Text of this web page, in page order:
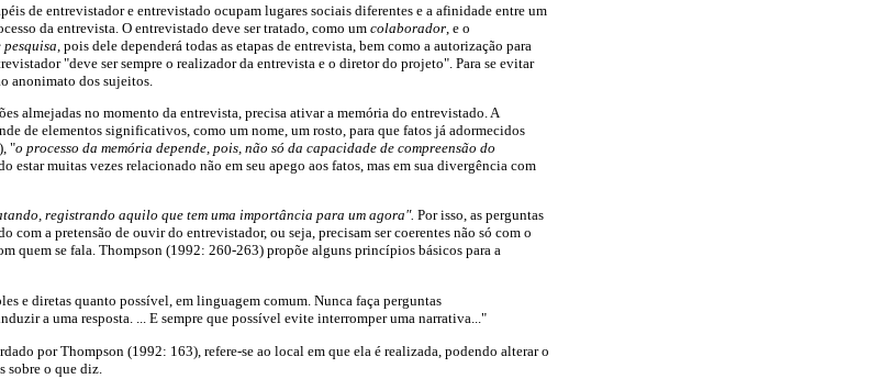
de entrevistador e entrevistado ocupam lugares sociais diferentes e a afinidade entre um
da entrevista. O entrevistado deve ser tratado, como um colaborador, e o
, pois dele dependerá todas as etapas de entrevista, bem como a autorização para
"deve ser sempre o realizador da entrevista e o diretor do projeto". Para se evitar
anonimato dos sujeitos.
almejadas no momento da entrevista, precisa ativar a memória do entrevistado. A
de elementos significativos, como um nome, um rosto, para que fatos já adormecidos
"o processo da memória depende, pois, não só da capacidade de compreensão do
estar muitas vezes relacionado não em seu apego aos fatos, mas em sua divergência com
registrando aquilo que tem uma importância para um agora". Por isso, as perguntas
com a pretensão de ouvir do entrevistador, ou seja, precisam ser coerentes não só com o
quem se fala. Thompson (1992: 260-263) propõe alguns princípios básicos para a
e diretas quanto possível, em linguagem comum. Nunca faça perguntas
a uma resposta. ... E sempre que possível evite interromper uma narrativa..."
por Thompson (1992: 163), refere-se ao local em que ela é realizada, podendo alterar o
sobre o que diz.